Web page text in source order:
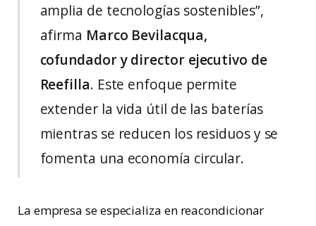
amplia de tecnologías sostenibles”,
afirma Marco Bevilacqua,
cofundador y director ejecutivo de
Reefilla. Este enfoque permite
extender la vida útil de las baterías
mientras se reducen los residuos y se
fomenta una economía circular.
La empresa se especializa en reacondicionar